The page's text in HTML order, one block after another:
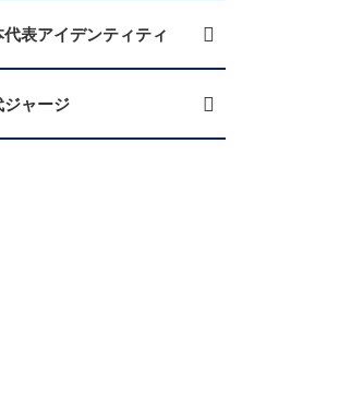
代表アイデンティティ
ャージ